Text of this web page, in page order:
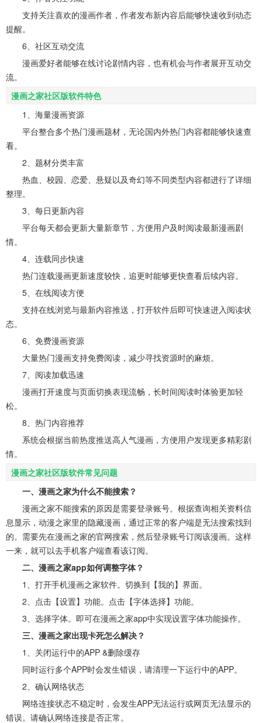
支持关注喜欢的漫画作者，作者发布新内容后能够快速收到动态
提醒。
6、社区互动交流
漫画爱好者能够在线讨论剧情内容，也有机会与作者展开互动交
流。
漫画之家社区版软件特色
1、海量漫画资源
平台整合多个热门漫画题材，无论国内外热门内容都能够快速查
看。
2、题材分类丰富
热血、校园、恋爱、悬疑以及奇幻等不同类型内容都进行了详细
整理。
3、每日更新内容
平台每天都会更新大量新章节，方便用户及时阅读最新漫画剧
情。
4、连载同步快速
热门连载漫画更新速度较快，追更时能够更快查看后续内容。
5、在线阅读方便
支持在线浏览与最新内容推送，打开软件后即可快速进入阅读状
态。
6、免费漫画资源
大量热门漫画支持免费阅读，减少寻找资源时的麻烦。
7、阅读加载迅速
漫画打开速度与页面切换表现流畅，长时间阅读时体验更加轻
松。
8、热门内容推荐
系统会根据当前热度推送高人气漫画，方便用户发现更多精彩剧
情。
漫画之家社区版软件常见问题
一、漫画之家为什么不能搜索？
漫画之家不能搜索的原因是需要登录账号。根据查询相关资料信
息显示，动漫之家里的隐藏漫画，通过正常的客户端是无法搜索找到
的。需要先在漫画之家的官网搜索，然后登录账号订阅该漫画。这样
一来，就可以去手机客户端查看该订阅。
二、漫画之家app如何调整字体？
1、打开手机漫画之家软件。切换到【我的】界面。
2、点击【设置】功能。点击【字体选择】功能。
3、选择字体。即可在漫画之家app中实现设置字体功能操作。
三、漫画之家出现卡死怎么解决？
1、关闭运行中的APP &删除缓存
同时运行多个APP时会发生错误，请清理一下运行中的APP。
2、确认网络状态
网络连接状态不稳定时，会发生APP无法运行或网页无法显示的
错误。请确认网络连接是否正常。